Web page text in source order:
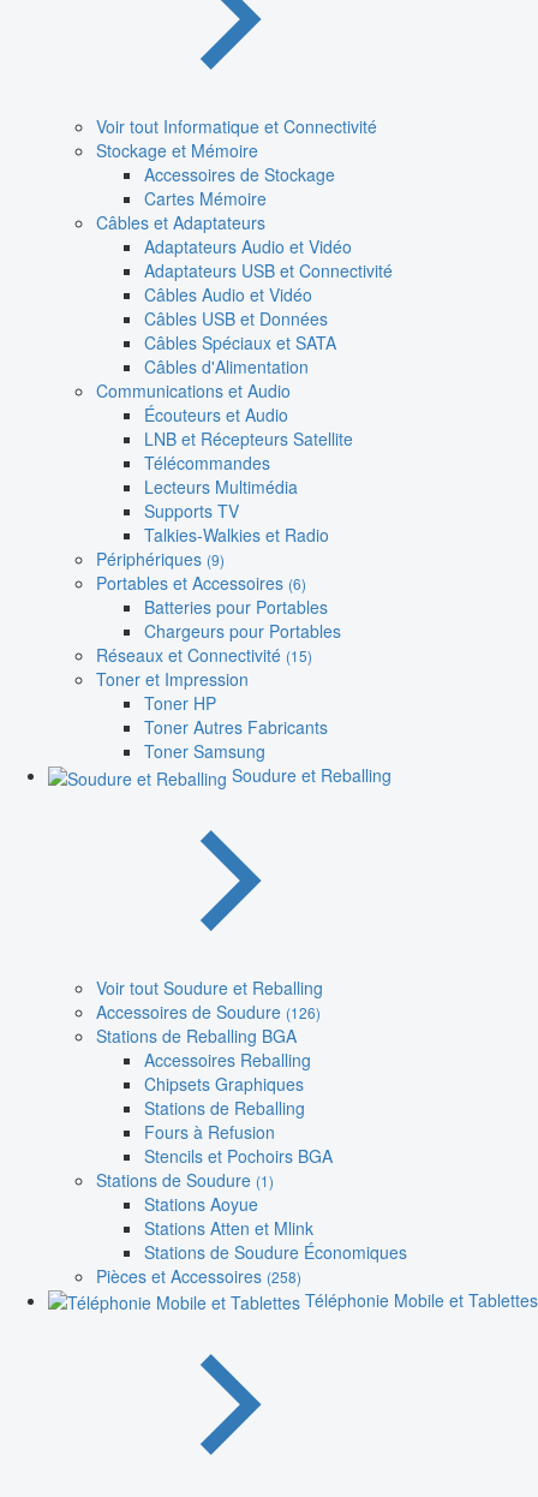
Voir tout Informatique et Connectivité
Stockage et Mémoire
Accessoires de Stockage
Cartes Mémoire
Câbles et Adaptateurs
Adaptateurs Audio et Vidéo
Adaptateurs USB et Connectivité
Câbles Audio et Vidéo
Câbles USB et Données
Câbles Spéciaux et SATA
Câbles d'Alimentation
Communications et Audio
Écouteurs et Audio
LNB et Récepteurs Satellite
Télécommandes
Lecteurs Multimédia
Supports TV
Talkies-Walkies et Radio
Périphériques (9)
Portables et Accessoires (6)
Batteries pour Portables
Chargeurs pour Portables
Réseaux et Connectivité (15)
Toner et Impression
Toner HP
Toner Autres Fabricants
Toner Samsung
Soudure et Reballing
Voir tout Soudure et Reballing
Accessoires de Soudure (126)
Stations de Reballing BGA
Accessoires Reballing
Chipsets Graphiques
Stations de Reballing
Fours à Refusion
Stencils et Pochoirs BGA
Stations de Soudure (1)
Stations Aoyue
Stations Atten et Mlink
Stations de Soudure Économiques
Pièces et Accessoires (258)
Téléphonie Mobile et Tablettes